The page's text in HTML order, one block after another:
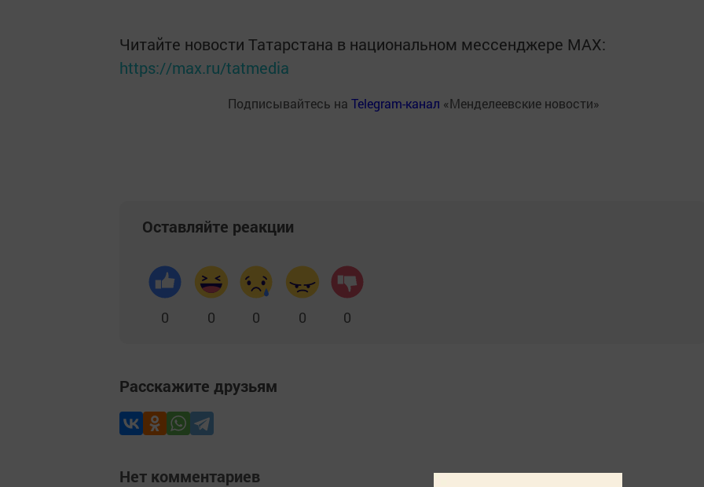
Читайте новости Татарстана в национальном мессенджере MАХ:
https://max.ru/tatmedia
Подписывайтесь на Telegram-канал «Менделеевские новости»
Оставляйте реакции
0 0 0 0 0
Расскажите друзьям
Нет комментариев